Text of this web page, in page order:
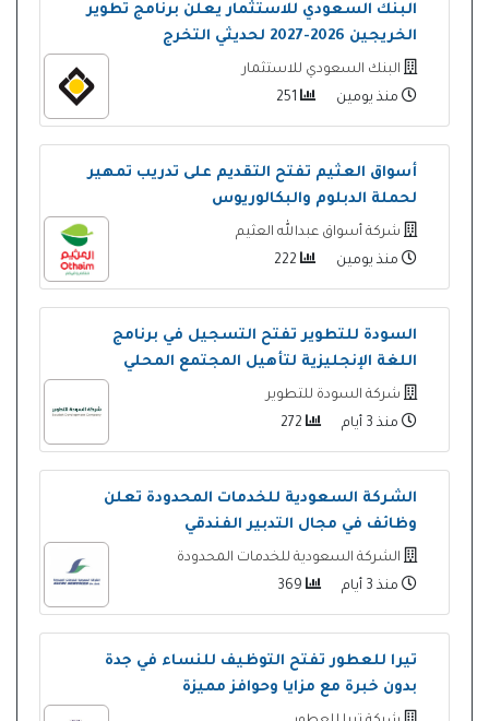
البنك السعودي للاستثمار يعلن برنامج تطوير
الخريجين 2026-2027 لحديثي التخرج
البنك السعودي للاستثمار
منذ يومين
أسواق العثيم تفتح التقديم على تدريب تمهير
لحملة الدبلوم والبكالوريوس
شركة أسواق عبدالله العثيم
منذ يومين
السودة للتطوير تفتح التسجيل في برنامج
اللغة الإنجليزية لتأهيل المجتمع المحلي
شركة السودة للتطوير
منذ 3 أيام
الشركة السعودية للخدمات المحدودة تعلن
وظائف في مجال التدبير الفندقي
الشركة السعودية للخدمات المحدودة
منذ 3 أيام
تيرا للعطور تفتح التوظيف للنساء في جدة
بدون خبرة مع مزايا وحوافز مميزة